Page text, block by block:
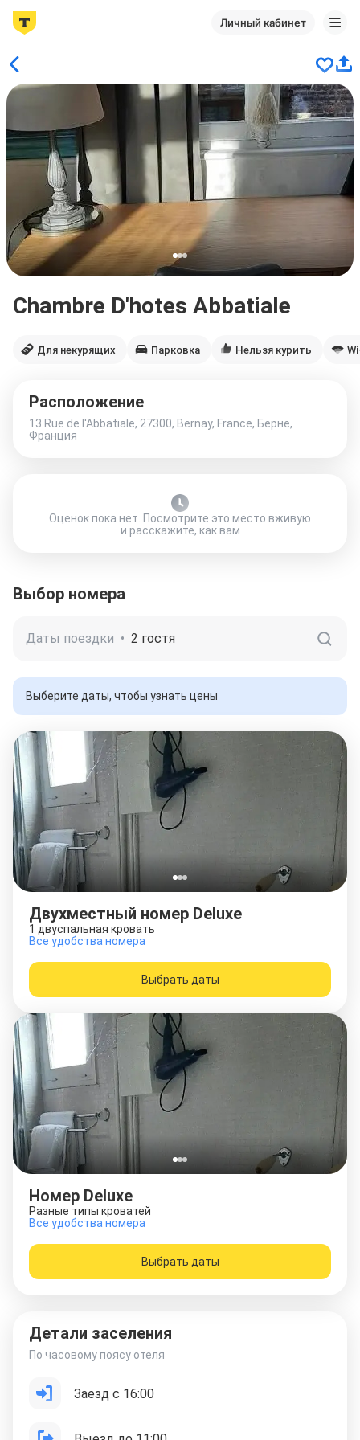
Личный кабинет
Chambre D'hotes Abbatiale
Для некурящих Парковка Нельзя курить
Расположение
13 Rue de l'Abbatiale, 27300, Bernay, France, Берне,
Франция
Оценок пока нет. Посмотрите это место вживую
и расскажите, как вам
Выбор номера
Даты поездки • 2 гостя
Выберите даты, чтобы узнать цены
Двухместный номер Deluxe
1 двуспальная кровать
Все удобства номера
Выбрать даты
Номер Deluxe
Разные типы кроватей
Все удобства номера
Выбрать даты
Детали заселения
По часовому поясу отеля
Заезд с 16:00